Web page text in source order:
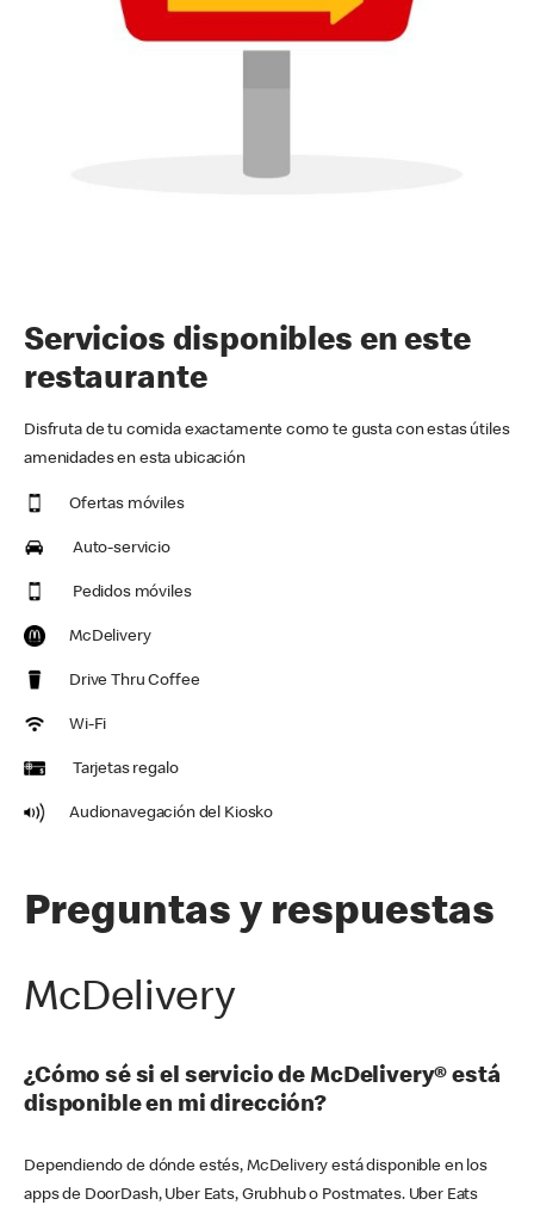
Servicios disponibles en este
restaurante
Disfruta de tu comida exactamente como te gusta con estas útiles
amenidades en esta ubicación
Ofertas móviles
Auto-servicio
Pedidos móviles
McDelivery
Drive Thru Coffee
Wi-Fi
Tarjetas regalo
Audionavegación del Kiosko
Preguntas y respuestas
McDelivery
¿Cómo sé si el servicio de McDelivery® está
disponible en mi dirección?
Dependiendo de dónde estés, McDelivery está disponible en los
apps de DoorDash, Uber Eats, Grubhub o Postmates. Uber Eats